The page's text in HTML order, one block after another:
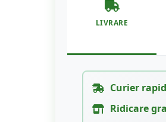
LIVRARE
Curier
Ridicare